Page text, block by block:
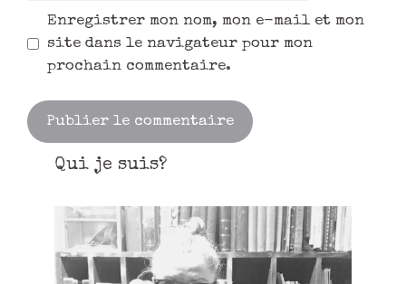
Enregistrer mon nom, mon e-mail et mon
site dans le navigateur pour mon
prochain commentaire.
Qui je suis?